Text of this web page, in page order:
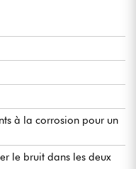
à la corrosion pour un
le bruit dans les deux